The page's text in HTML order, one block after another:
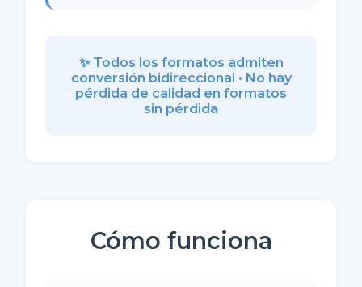
✨ Todos los formatos admiten
conversión bidireccional • No hay
pérdida de calidad en formatos
sin pérdida
Cómo funciona